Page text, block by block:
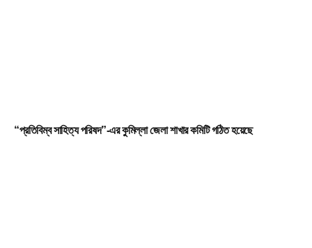
“প্রতিবিম্ব সাহিত্য পরিষদ”-এর কুমিল্লা জেলা শাখার কমিটি গঠিত হয়েছে